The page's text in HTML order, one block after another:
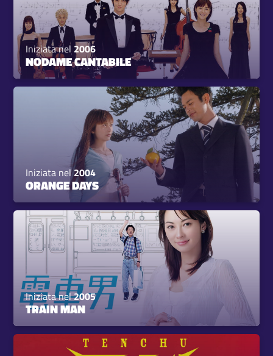
Iniziata nel 2006
NODAME CANTABILE
Iniziata nel2004
ORANGE DAYS
Iniziata nel2005
TRAIN MAN